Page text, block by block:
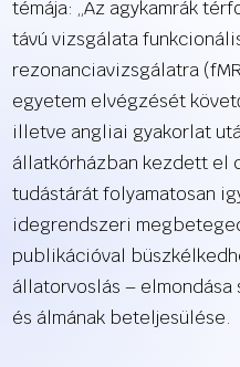
témája: „Az agykamrák
távú vizsgálata
rezonanciavizsgálatra
egyetem elvégzését
illetve angliai gyakorlat
állatkórházban kezdett el
tudástárát folyamatosan
idegrendszeri
publikációval
állatorvoslás – elmondása
és álmának beteljesülése.